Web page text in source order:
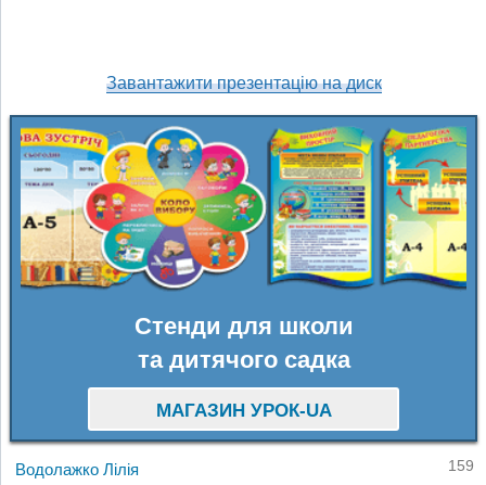
Завантажити презентацію на диск
Стенди для школи
та дитячого садка
МАГАЗИН УРОК-UA
Водолажко Лілія 159